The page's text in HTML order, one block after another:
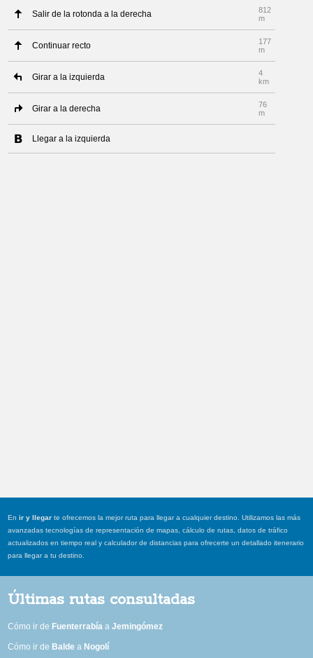
Salir de la rotonda a la derecha
812
m
Continuar recto
177
m
Girar a la izquierda
4
km
Girar a la derecha
76
m
Llegar a la izquierda
Enir y llegar te ofrecemos la mejor ruta para llegar a cualquier destino. Utilizamos las más
avanzadas tecnologías de representación de mapas, cálculo de rutas, datos de tráfico
actualizados en tiempo real y calculador de distancias para ofrecerte un detallado itenerario
para llegar a tu destino.
Últimas rutas consultadas
Cómo ir de Fuenterrabía aJemingómez
Cómo ir de Balde a Nogolí